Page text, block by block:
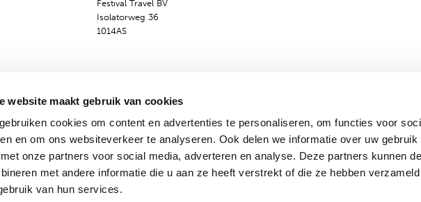
website maakt gebruik van cookies
cookies om content en advertenties te personaliseren, om functies voor
en om ons websiteverkeer te analyseren. Ook delen we informatie over uw gebruik
onze partners voor social media, adverteren en analyse. Deze partners kunnen
met andere informatie die u aan ze heeft verstrekt of die ze hebben
van hun services.
Festival Travel BV
Isolatorweg 36
1014AS
General Terms Privacy & Cookies Dutch English